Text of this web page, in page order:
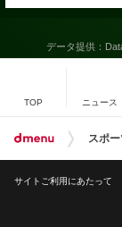
データ提供：
TOP ニュース
スポー
サイトご利用にあたって